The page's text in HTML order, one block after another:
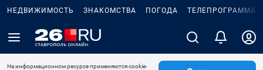
НЕДВИЖИМОСТЬ ЗНАКОМСТВА ПОГОДА ТЕЛЕПРОГРАММА
На информационном ресурсе применяются cookie-